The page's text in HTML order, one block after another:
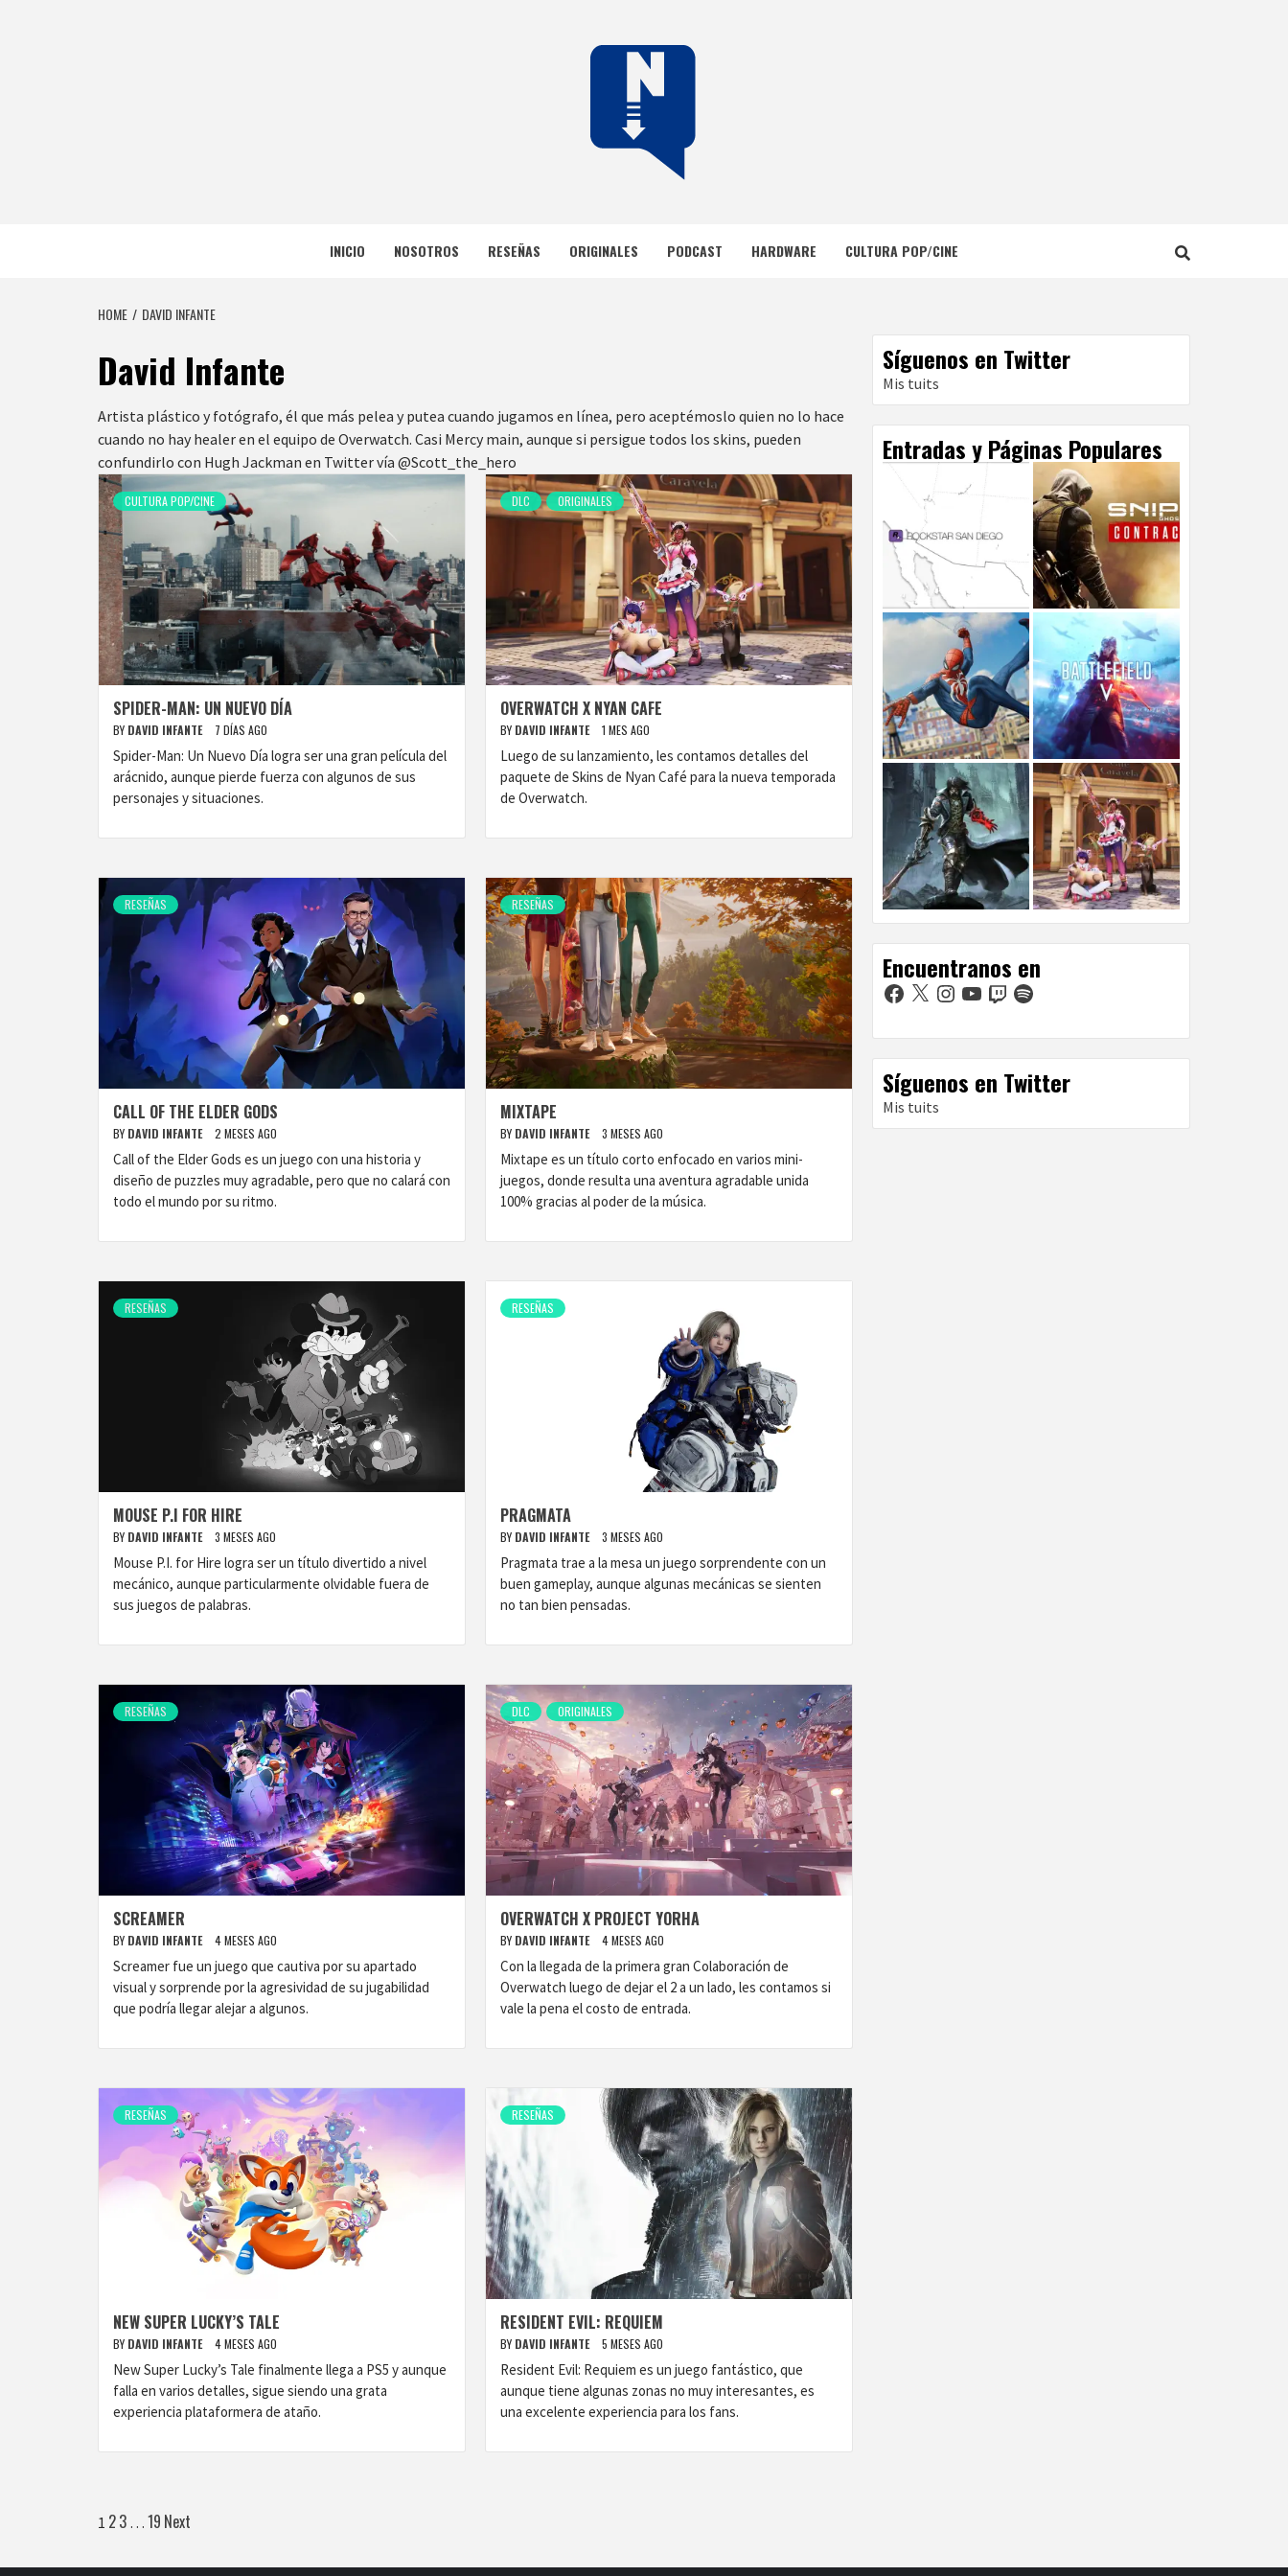
NERFEADOS
INICIO NOSOTROS RESEÑAS ORIGINALES PODCAST HARDWARE CULTURA POP/CINE
HOME DAVID INFANTE
David Infante
Artista plástico y fotógrafo, él que más pelea y putea cuando jugamos en línea, pero aceptémoslo quien no lo hace
cuando no hay healer en el equipo de Overwatch. Casi Mercy main, aunque si persigue todos los skins, pueden
confundirlo con Hugh Jackman en Twitter vía @Scott_the_hero
CULTURA POP/CINE
SPIDER-MAN: UN NUEVO DÍA
BY DAVID INFANTE 7 DÍAS AGO
Spider-Man: Un Nuevo Día logra ser una gran película del
arácnido, aunque pierde fuerza con algunos de sus
personajes y situaciones.
DLC ORIGINALES
OVERWATCH X NYAN CAFE
BY DAVID INFANTE 1 MES AGO
Luego de su lanzamiento, les contamos detalles del
paquete de Skins de Nyan Café para la nueva temporada
de Overwatch.
RESEÑAS
CALL OF THE ELDER GODS
BY DAVID INFANTE 2 MESES AGO
Call of the Elder Gods es un juego con una historia y
diseño de puzzles muy agradable, pero que no calará con
todo el mundo por su ritmo.
RESEÑAS
MIXTAPE
BY DAVID INFANTE 3 MESES AGO
Mixtape es un título corto enfocado en varios mini-
juegos, donde resulta una aventura agradable unida
100% gracias al poder de la música.
RESEÑAS
MOUSE P.I FOR HIRE
BY DAVID INFANTE 3 MESES AGO
Mouse P.I. for Hire logra ser un título divertido a nivel
mecánico, aunque particularmente olvidable fuera de
sus juegos de palabras.
RESEÑAS
PRAGMATA
BY DAVID INFANTE 3 MESES AGO
Pragmata trae a la mesa un juego sorprendente con un
buen gameplay, aunque algunas mecánicas se sienten
no tan bien pensadas.
RESEÑAS
SCREAMER
BY DAVID INFANTE 4 MESES AGO
Screamer fue un juego que cautiva por su apartado
visual y sorprende por la agresividad de su jugabilidad
que podría llegar alejar a algunos.
DLC ORIGINALES
OVERWATCH X PROJECT YORHA
BY DAVID INFANTE 4 MESES AGO
Con la llegada de la primera gran Colaboración de
Overwatch luego de dejar el 2 a un lado, les contamos si
vale la pena el costo de entrada.
RESEÑAS
NEW SUPER LUCKY’S TALE
BY DAVID INFANTE 4 MESES AGO
New Super Lucky’s Tale finalmente llega a PS5 y aunque
falla en varios detalles, sigue siendo una grata
experiencia plataformera de ataño.
RESEÑAS
RESIDENT EVIL: REQUIEM
BY DAVID INFANTE 5 MESES AGO
Resident Evil: Requiem es un juego fantástico, que
aunque tiene algunas zonas no muy interesantes, es
una excelente experiencia para los fans.
Paginación
de
1 23 … 19 Next
Síguenos en Twitter
Mis tuits
Entradas y Páginas Populares
Encuentranos en
Facebook
X Instagram
YouTubeTwitchSpotify
Síguenos en Twitter
Mis tuits